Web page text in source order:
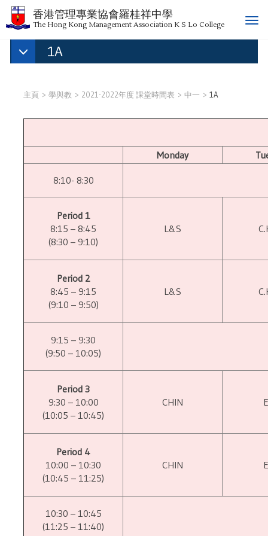
香港管理專業協會羅桂祥中學
The Hong Kong Management Association K S Lo College
T
g
a
1A
主頁 學與教 2021-2022年度 課堂時間表 中一 1A
Monday
8:10- 8:30
Period 1
8:15 – 8:45
(8:30 – 9:10)
L&S
Period 2
8:45 – 9:15
(9:10 – 9:50)
L&S
9:15 – 9:30
(9:50 – 10:05)
Period 3
9:30 – 10:00
(10:05 – 10:45)
CHIN
Period 4
10:00 – 10:30
(10:45 – 11:25)
CHIN
10:30 – 10:45
(11:25 – 11:40)